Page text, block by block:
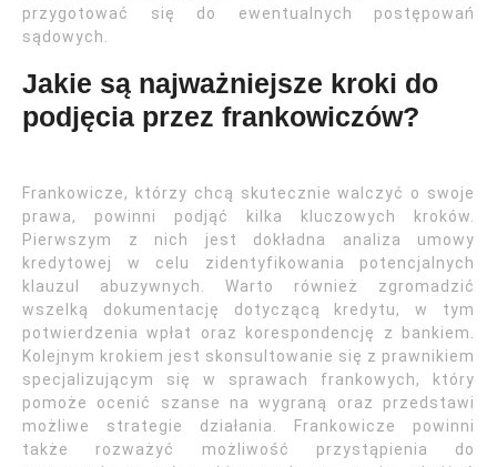
przygotować się do ewentualnych postępowań
sądowych.
Jakie są najważniejsze kroki do
podjęcia przez frankowiczów?
Frankowicze, którzy chcą skutecznie walczyć o swoje
prawa, powinni podjąć kilka kluczowych kroków.
Pierwszym z nich jest dokładna analiza umowy
kredytowej w celu zidentyfikowania potencjalnych
klauzul abuzywnych. Warto również zgromadzić
wszelką dokumentację dotyczącą kredytu, w tym
potwierdzenia wpłat oraz korespondencję z bankiem.
Kolejnym krokiem jest skonsultowanie się z prawnikiem
specjalizującym się w sprawach frankowych, który
pomoże ocenić szanse na wygraną oraz przedstawi
możliwe strategie działania. Frankowicze powinni
także rozważyć możliwość przystąpienia do